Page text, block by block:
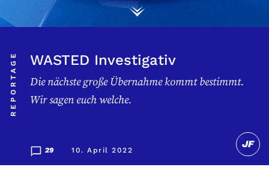
Hören
Alle Podcasts
WASTED WEEKLY
Portfolio Royal
WASTED Investigativ
Die nächste große Übernahme kommt bestimmt.
Wir sagen euch welche.
29 10. April 2022
REPORTAGE
JF